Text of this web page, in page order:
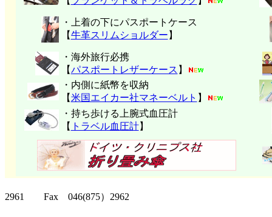
・上着の下にパスポートケース
【牛革スリムショルダー 】
・海外旅行必携
【パスポートレザーケース 】
・内側に紙幣を収納
【米国エイカー社マネーベルト 】
・持ち歩ける上腕式血圧計
【 トラベル血圧計】
2961 Fax 046(875）2962